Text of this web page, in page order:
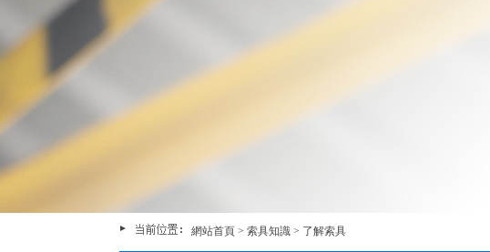
網站首頁 > 索具知識 > 了解索具